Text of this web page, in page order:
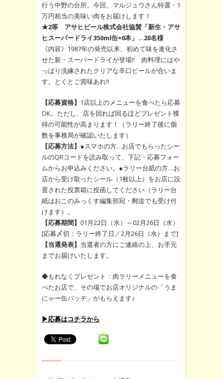
行う中野の台所。今回、マルジュウさん特選・1
万円相当の美味い肉をお届けします！
★2等 アサヒビール株式会社協賛「新生・アサ
ヒスーパードライ350ml缶×6本」…20名様
《内容》1987年の発売以来、初めて味を進化さ
せた新・スーパードライが登場!! 肉料理にはや
っぱり洗練されたクリアな辛口ビールが合いま
す。とくとご賞味あれ!!
【応募資格】 1店以上のメニューを食べたら応募
OK。ただし、店を回れば回るほどプレゼント獲
得の可能性が高まります！（ラリー終了後に個
数を事務局が確認いたします）
【応募方法】 ●スマホの方…お店でもらったシー
ルのQRコードを読み取って、下記・応募フォー
ムからお申込みください。●ラリー台紙の方…お
店から受け取ったシール（1枚以上）をお店に設
置された投票箱に投函してください（ラリー台
紙はおこのみっくす編集部宛・郵送でも受け付
けます）。
【応募期間】 01月22日（水）～02月26日（水）
[応募〆切：ラリー終了日／2月26日（水）まで]
【当選発表】 当選者の方にご連絡の上、お手元
までお届けいたします。
◆もれなくプレゼント：肉ラリーメニューを食
べたお店で、その場でお店オリジナルの「うま
にゃー缶バッヂ」がもらえます♪
▶応募はコチラから